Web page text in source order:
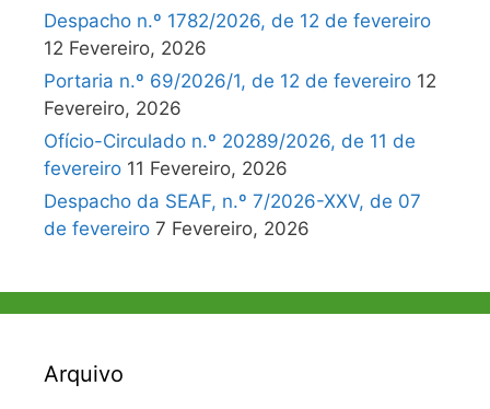
Despacho n.º 1782/2026, de 12 de fevereiro
12 Fevereiro, 2026
Portaria n.º 69/2026/1, de 12 de fevereiro 12
Fevereiro, 2026
Ofício-Circulado n.º 20289/2026, de 11 de
fevereiro 11 Fevereiro, 2026
Despacho da SEAF, n.º 7/2026-XXV, de 07
de fevereiro 7 Fevereiro, 2026
Arquivo